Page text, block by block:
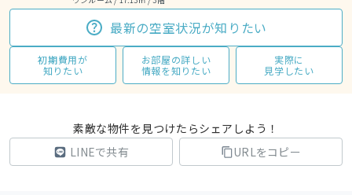
最新の空室状況が知りたい
初期費用が
知りたい
お部屋の詳しい
情報を知りたい
実際に
見学したい
素敵な物件を見つけたらシェアしよう！
LINEで共有
URLをコピー